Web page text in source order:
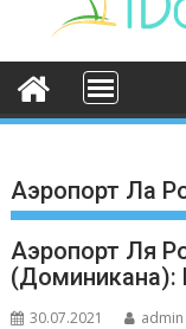
Аэропорт Ла
Аэропорт Ля
(Доминикана):
30.07.2021 admin